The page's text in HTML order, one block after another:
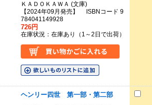
ＫＡＤＯＫＡＷＡ (文庫)
【2024年09月発売】 ISBNコード 9
784041149928
726円
在庫状況：在庫あり（1～2日で出荷）
ヘンリー四世 第一部・第二部